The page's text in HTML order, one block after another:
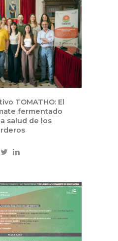
TOMATHO: El
fermentado
salud de los